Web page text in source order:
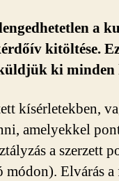
a
kitöltése.
ki
kísérletekben,
amelyekkel
a szerzett
Elvárás a